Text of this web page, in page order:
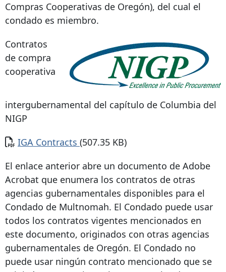
Compras Cooperativas de Oregón), del cual el
condado es miembro.
Contratos
de compra
cooperativa
intergubernamental del capítulo de Columbia del
NIGP
Documento
IGA Contracts (507.35 KB)
El enlace anterior abre un documento de Adobe
Acrobat que enumera los contratos de otras
agencias gubernamentales disponibles para el
Condado de Multnomah. El Condado puede usar
todos los contratos vigentes mencionados en
este documento, originados con otras agencias
gubernamentales de Oregón. El Condado no
puede usar ningún contrato mencionado que se